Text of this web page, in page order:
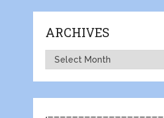
ARCHIVES
Archives